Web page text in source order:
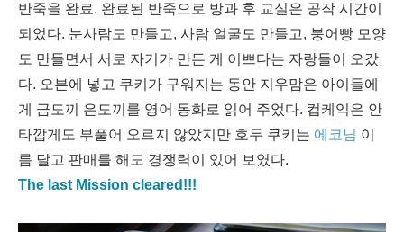
반죽을 완료. 완료된 반죽으로 방과 후 교실은 공작 시간이
되었다. 눈사람도 만들고, 사람 얼굴도 만들고, 붕어빵 모양
도 만들면서 서로 자기가 만든 게 이쁘다는 자랑들이 오갔
다. 오븐에 넣고 쿠키가 구워지는 동안 지우맘은 아이들에
게 금도끼 은도끼를 영어 동화로 읽어 주었다. 컵케익은 안
타깝게도 부풀어 오르지 않았지만 호두 쿠키는 에코님 이
름 달고 판매를 해도 경쟁력이 있어 보였다.
The last Mission cleared!!!